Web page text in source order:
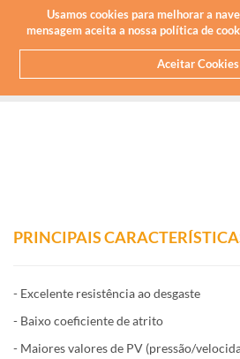
Usamos cookies para melhorar a
mensagem aceita a nossa política de
Aceitar Cookies
PRINCIPAIS
- Excelente resistência ao desgaste
- Baixo coeficiente de atrito
- Maiores valores de PV (pressão/